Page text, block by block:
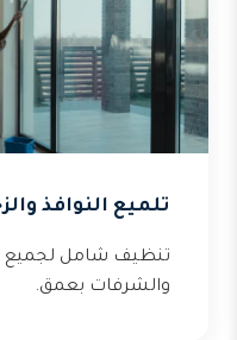
تلميع النوافذ
تنظيف شامل لجميع
والشرفات بعمق.